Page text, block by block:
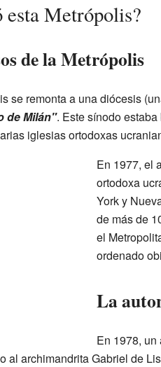
esta Metrópolis?
de la Metrópolis
se remonta a una diócesis
de Milán". Este sínodo
iglesias ortodoxas
En 1977, el
ortodoxa
York y
de más de
el
ordenado
La
En 1978,
al archimandrita Gabriel de